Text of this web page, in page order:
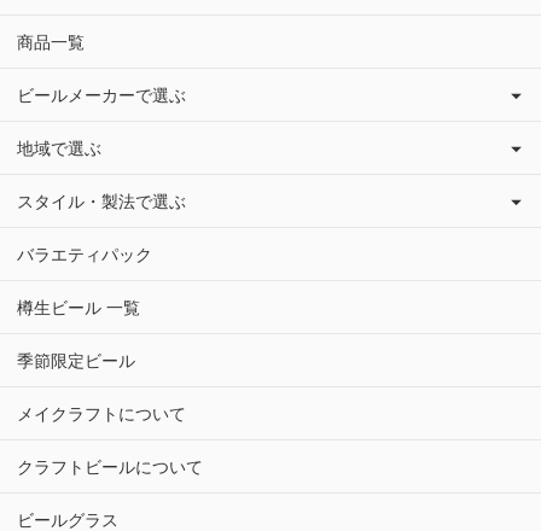
商品一覧
ビールメーカーで選ぶ
地域で選ぶ
スタイル・製法で選ぶ
バラエティパック
樽生ビール 一覧
季節限定ビール
メイクラフトについて
クラフトビールについて
ビールグラス